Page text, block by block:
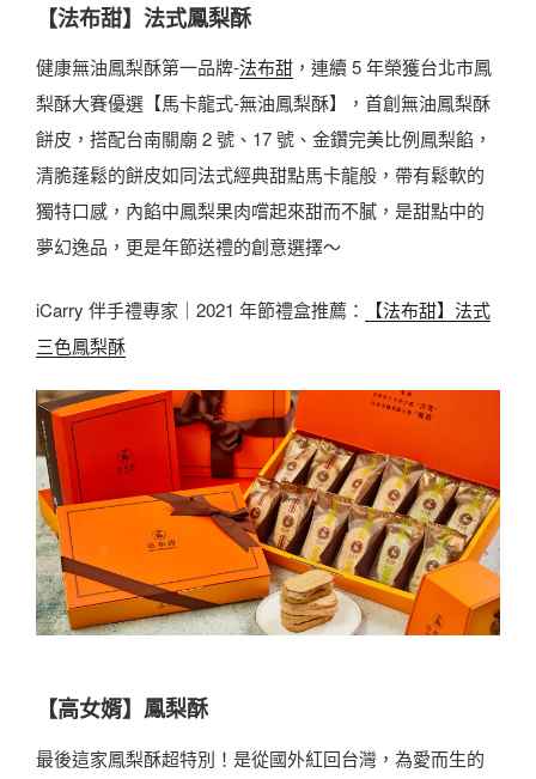
【法布甜】法式鳳梨酥
健康無油鳳梨酥第一品牌-法布甜 ，連續 5 年榮獲台北市鳳
梨酥大賽優選【馬卡龍式-無油鳳梨酥】，首創無油鳳梨酥
餅皮，搭配台南關廟 2 號、17 號、金鑽完美比例鳳梨餡，
清脆蓬鬆的餅皮如同法式經典甜點馬卡龍般，帶有鬆軟的
獨特口感，內餡中鳳梨果肉嚐起來甜而不膩，是甜點中的
夢幻逸品，更是年節送禮的創意選擇～
iCarry 伴手禮專家｜2021 年節禮盒推薦：
【法布甜】法式
三色鳳梨酥
【高女婿】鳳梨酥
最後這家鳳梨酥超特別！是從國外紅回台灣，為愛而生的